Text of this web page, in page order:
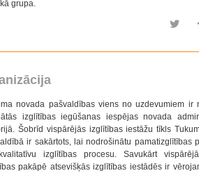
grupa.
novada pašvaldības viens no uzdevumiem ir
izglītības iegūšanas iespējas novada
Šobrīd vispārējās izglītības iestāžu tīkls
ir sakārtots, lai nodrošinātu pamatizglītības
izglītības procesu. Savukārt
pakāpē atsevišķās izglītības iestādēs ir